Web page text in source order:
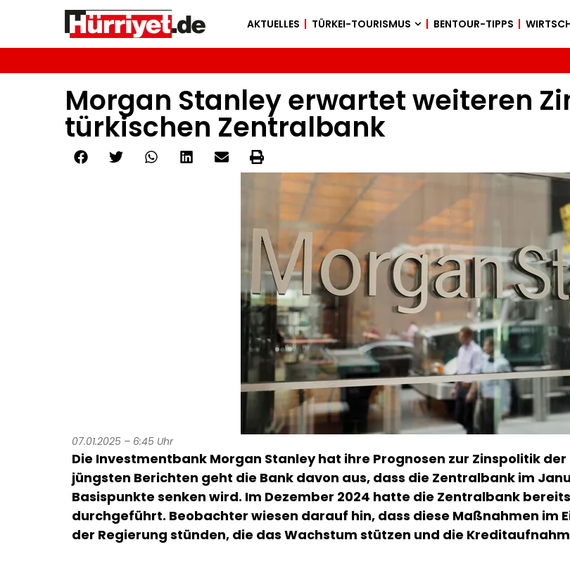
AKTUELLES TÜRKEI-TOURISMUS BENTOUR-TIPPS
Morgan Stanley erwartet weiteren
türkischen Zentralbank
07.01.2025 – 6:45 Uhr
Die Investmentbank Morgan Stanley hat ihre Prognosen zur Zinspolitik
jüngsten Berichten geht die Bank davon aus, dass die Zentralbank im
Basispunkte senken wird. Im Dezember 2024 hatte die Zentralbank
durchgeführt. Beobachter wiesen darauf hin, dass diese Maßnahmen im
der Regierung stünden, die das Wachstum stützen und die